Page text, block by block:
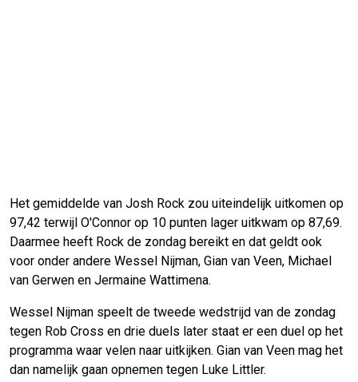
Het gemiddelde van Josh Rock zou uiteindelijk uitkomen op
97,42 terwijl O'Connor op 10 punten lager uitkwam op 87,69.
Daarmee heeft Rock de zondag bereikt en dat geldt ook
voor onder andere Wessel Nijman, Gian van Veen, Michael
van Gerwen en Jermaine Wattimena.
Wessel Nijman speelt de tweede wedstrijd van de zondag
tegen Rob Cross en drie duels later staat er een duel op het
programma waar velen naar uitkijken. Gian van Veen mag het
dan namelijk gaan opnemen tegen Luke Littler.